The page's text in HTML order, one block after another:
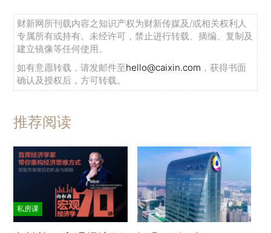
财新网所刊载内容之知识产权为财新传媒及/或相关权利人
专属所有或持有。未经许可，禁止进行转载、摘编、复制及
建立镜像等任何使用。
如有意愿转载，请发邮件至hello@caixin.com ，获得书面
确认及授权后，方可转载。
推荐阅读
私房课